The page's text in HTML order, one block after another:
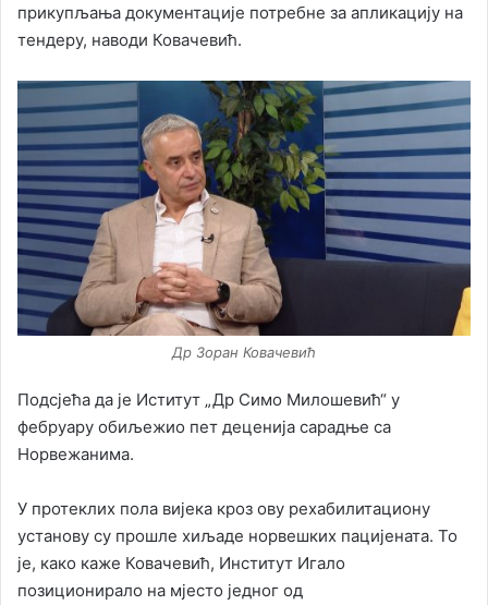
прикупљања документације потребне за апликацију на
тендеру, наводи Ковачевић.
Др Зоран Ковачевић
Подсјећа да је Иститут „Др Симо Милошевић“ у
фебруару обиљежио пет деценија сарадње са
Норвежанима.
У протеклих пола вијека кроз ову рехабилитациону
установу су прошле хиљаде норвешких пацијената. То
је, како каже Ковачевић, Институт Игало
позиционирало на мјесто једног од